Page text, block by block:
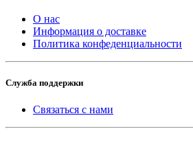
О нас
Информация о доставке
Политика конфеденциальности
Служба поддержки
Связаться с нами